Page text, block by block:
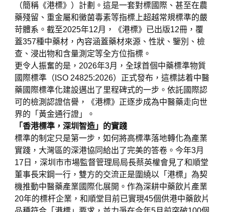
（簡稱《港標》）計劃。這是一套對標國際、甚至在農
藥殘留、重金屬和黴菌毒素等指標上超越常規標準的嚴
苛體系。截至2025年12月，《港標》已出版12冊，覆
蓋357種中藥材，內容涵蓋藥材來源、性狀、鑒別、檢
查、浸出物和含量測定等全方位指標。
更令人振奮的是，2026年3月，全球首個中藥標準物質
國際標準（ISO 24825:2026）正式發布，這標誌着中醫
藥國際標準化建設邁出了里程碑式的一步。依託國際認
可的檢測認證信譽，《港標》正逐步成為中醫藥走向世
界的「黃金通行證」。
「香港標準，深圳智造」的實踐
標準的制定只是第一步，如何將高標準落地轉化為產業
實踐，大灣區的深港協同給出了完美的答卷。今年3月
17日，深圳市市場監督管理局局長蔡英權會見了和順堂
董事長宋鋼一行，雙方的交流正是圍繞以「港標」為契
機推動中醫藥產業國際化展開。作為深耕中藥飲片產業
20年的標杆企業，和順堂目前已實現45個供港中藥飲片